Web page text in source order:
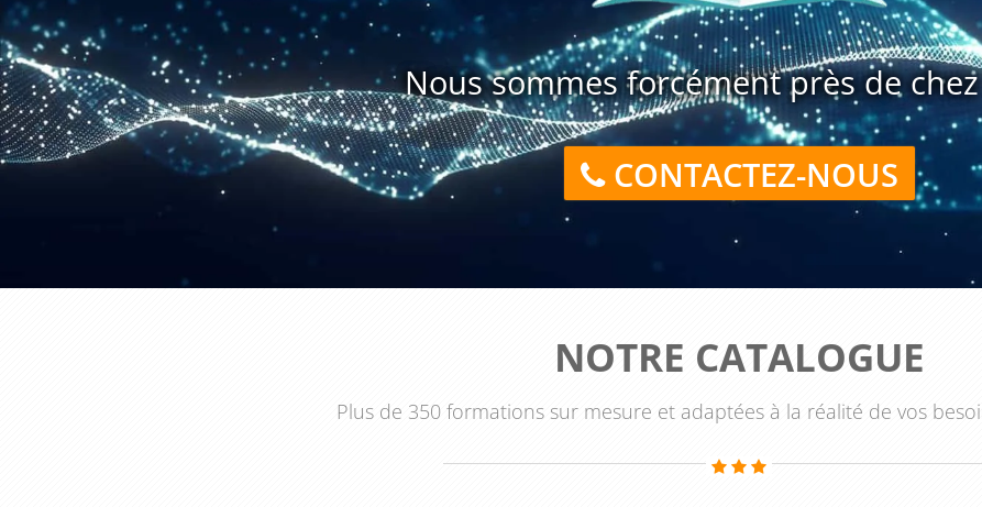
participants apprendront à organiser, classer et archiver les documents de manière efficace et sécurisée. Ils
acquerront également des compétences en matière de gestion électronique des documents, ce qui facilite
l'accès aux informations importantes et contribue à la conformité réglementaire.
En outre, la formation sur l'Office Manager mettra l'accent sur les compétences en gestion des fournitures de
bureau. Les participants apprendront à gérer les stocks, à passer des commandes et à négocier avec les
fournisseurs. Une gestion efficace des fournitures garantit un approvisionnement constant et une optimisation
bureau. Cela permet de renforcer l'image professionnelle de l'entreprise et de favoriser des relations positives
souhaitent développer les compétences de leurs collaborateurs dans ce rôle crucial. Grâce à cette formation,
Nous sommes forcément près de
CONTACTEZ-NOUS
NOTRE CATALOGUE
Plus de 350 formations sur mesure et adaptées à la réalité de vos